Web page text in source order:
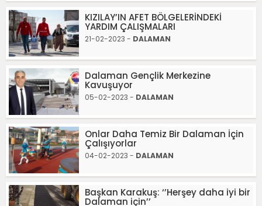
KIZILAY’IN AFET BÖLGELERİNDEKİ
YARDIM ÇALIŞMALARI
21-02-2023 - DALAMAN
Dalaman Gençlik Merkezine
Kavuşuyor
05-02-2023 - DALAMAN
Onlar Daha Temiz Bir Dalaman İçin
Çalışıyorlar
04-02-2023 - DALAMAN
Başkan Karakuş: ‘’Herşey daha iyi bir
Dalaman için’’